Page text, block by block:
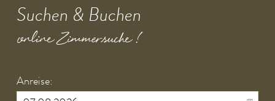
Suchen & Buchen
online Zimmersuche !
Anreise: